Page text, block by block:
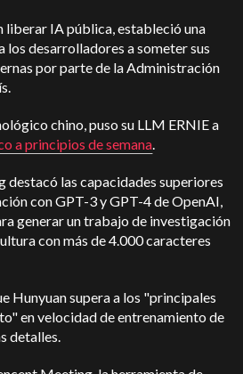
liberar IA pública, estableció una
desarrolladores a someter sus
por parte de la Administración
chino, puso su LLM ERNIE a
a principios de semana.
destacó las capacidades superiores
con GPT-3 y GPT-4 de OpenAI,
generar un trabajo de investigación
con más de 4.000 caracteres
Hunyuan supera a los "principales
en velocidad de entrenamiento de
detalles.